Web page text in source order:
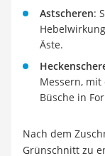
Astscheren:
Äste.
Messern,
Büsche in
Nach dem
Grünschnitt zu